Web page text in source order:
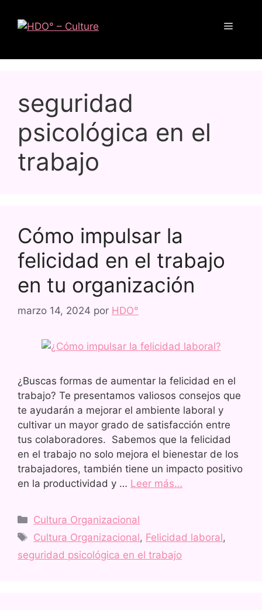
seguridad
psicológica en el
trabajo
Cómo impulsar la
felicidad en el trabajo
en tu organización
marzo 14, 2024 por HDO°
¿Buscas formas de aumentar la felicidad en el
trabajo? Te presentamos valiosos consejos que
te ayudarán a mejorar el ambiente laboral y
cultivar un mayor grado de satisfacción entre
tus colaboradores. Sabemos que la felicidad
en el trabajo no solo mejora el bienestar de los
trabajadores, también tiene un impacto positivo
en la productividad y … Leer más…
Cultura Organizacional
Cultura Organizacional, Felicidad laboral,
seguridad psicológica en el trabajo